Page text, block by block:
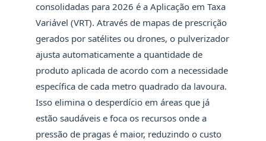
consolidadas para 2026 é a Aplicação em Taxa
Variável (VRT). Através de mapas de prescrição
gerados por satélites ou drones, o pulverizador
ajusta automaticamente a quantidade de
produto aplicada de acordo com a necessidade
específica de cada metro quadrado da lavoura.
Isso elimina o desperdício em áreas que já
estão saudáveis e foca os recursos onde a
pressão de pragas é maior, reduzindo o custo